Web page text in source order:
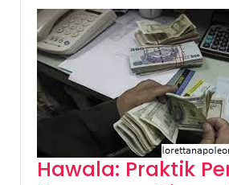
Hawala: Praktik